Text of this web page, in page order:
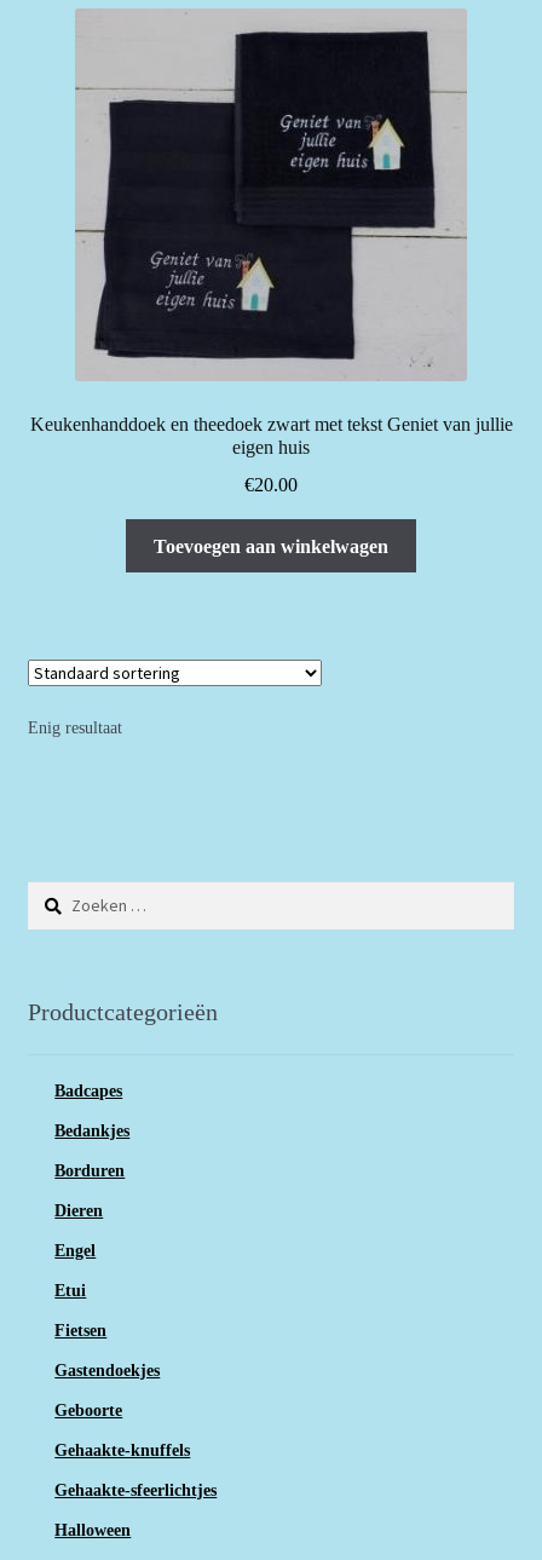
Keukenhanddoek en theedoek zwart met tekst Geniet van jullie
eigen huis
€20.00
Toevoegen aan winkelwagen
Enig resultaat
Zoeken
naar:
Productcategorieën
Badcapes
Bedankjes
Borduren
Dieren
Engel
Etui
Fietsen
Gastendoekjes
Geboorte
Gehaakte-knuffels
Gehaakte-sfeerlichtjes
Halloween